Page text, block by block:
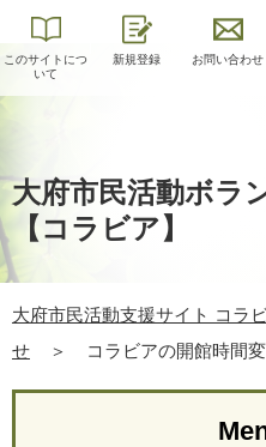
このサイトにつ
いて
新規登録 お問い合わせ
大府市民活動ボラ
【コラビア】
大府市民活動支援サイト コラ
せ
＞ コラビアの開館時間